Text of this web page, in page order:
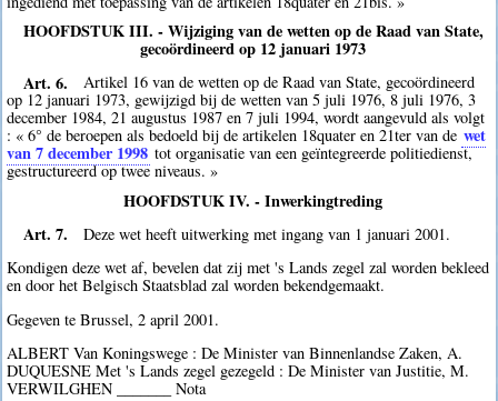
HOOFDSTUK III. - Wijziging van de wetten op de Raad van State,
gecoördineerd op 12 januari 1973
Art. 6.
Artikel 16 van de wetten op de Raad van State, gecoördineerd
op 12 januari 1973, gewijzigd bij de wetten van 5 juli 1976, 8 juli 1976, 3
december 1984, 21 augustus 1987 en 7 juli 1994, wordt aangevuld als volgt
: « 6° de beroepen als bedoeld bij de artikelen 18quater en 21ter van de wet
van 7 december 1998 tot organisatie van een geïntegreerde politiedienst,
gestructureerd op twee niveaus. »
HOOFDSTUK IV. - Inwerkingtreding
Art. 7.
Deze wet heeft uitwerking met ingang van 1 januari 2001.
Kondigen deze wet af, bevelen dat zij met 's Lands zegel zal worden bekleed
en door het Belgisch Staatsblad zal worden bekendgemaakt.
Gegeven te Brussel, 2 april 2001.
ALBERT Van Koningswege : De Minister van Binnenlandse Zaken, A.
DUQUESNE Met 's Lands zegel gezegeld : De Minister van Justitie, M.
VERWILGHEN _______ Nota